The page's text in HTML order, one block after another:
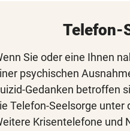
Telefon-
Sie oder eine Ihnen
psychischen
Gedanken betroffen
Telefon-Seelsorge unter
Krisentelefone und